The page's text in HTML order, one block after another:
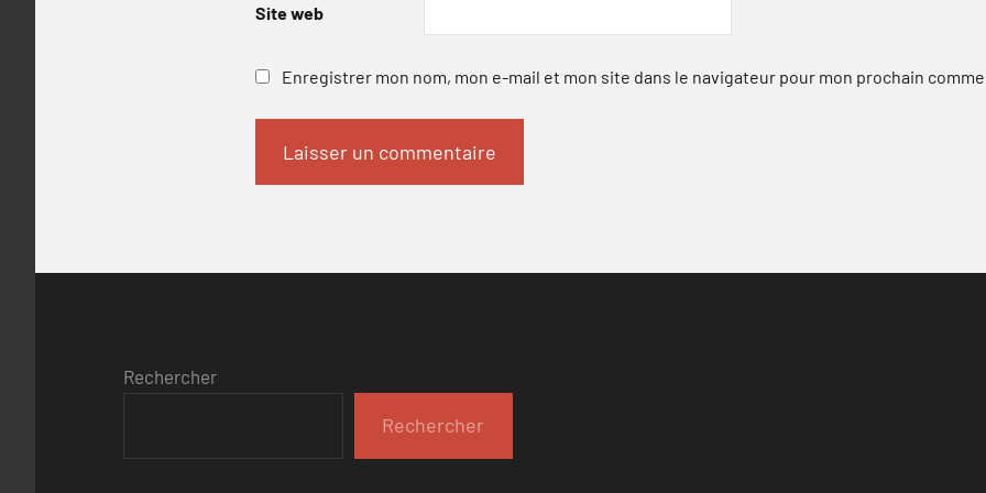
Site web
Enregistrer mon nom, mon e-mail et mon site dans le navigateur pour mon prochain
Rechercher
Rechercher